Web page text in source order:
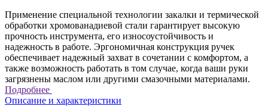
Применение специальной технологии закалки и термической
обработки хромованадиевой стали гарантирует высокую
прочность инструмента, его износоустойчивость и
надежность в работе. Эргономичная конструкция ручек
обеспечивает надежный захват в сочетании c комфортом, а
также возможность работать в том случае, когда ваши руки
загрязнены маслом или другими смазочными материалами.
Подробнее
Описание и характеристики